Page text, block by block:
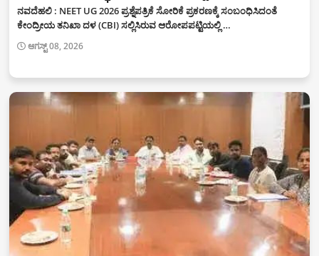
ನವದೆಹಲಿ : NEET UG 2026 ಪ್ರಶ್ನೆಪತ್ರಿಕೆ ಸೋರಿಕೆ ಪ್ರಕರಣಕ್ಕೆ ಸಂಬಂಧಿಸಿದಂತೆ
ಕೇಂದ್ರೀಯ ತನಿಖಾ ದಳ (CBI) ಸಲ್ಲಿಸಿರುವ ಆರೋಪಪಟ್ಟಿಯಲ್ಲಿ …
ಆಗಸ್ಟ್ 08, 2026